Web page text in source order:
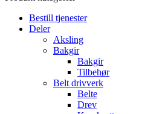
Bestill tjenester
Deler
Aksling
Bakgir
Bakgir
Tilbehør
Belt drivverk
Belte
Drev